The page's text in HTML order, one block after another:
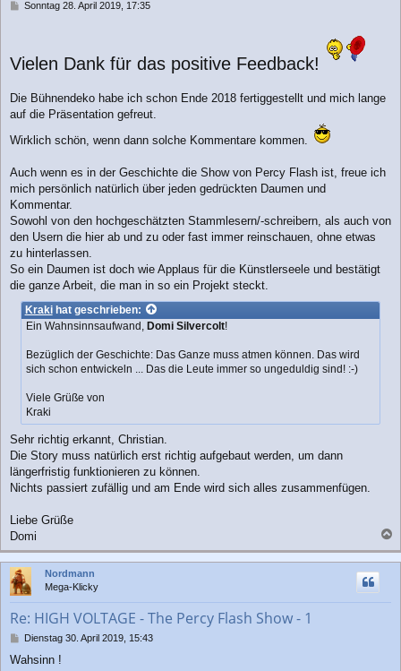
B
r
a
Sonntag 28. April 2019, 17:35
Vielen Dank für das positive Feedback!
Die Bühnendeko habe ich schon Ende 2018 fertiggestellt und mich lange
auf die Präsentation gefreut.
Wirklich schön, wenn dann solche Kommentare kommen.
Auch wenn es in der Geschichte die Show von Percy Flash ist, freue ich
mich persönlich natürlich über jeden gedrückten Daumen und
Kommentar.
Sowohl von den hochgeschätzten Stammlesern/-schreibern, als auch von
den Usern die hier ab und zu oder fast immer reinschauen, ohne etwas
zu hinterlassen.
So ein Daumen ist doch wie Applaus für die Künstlerseele und bestätigt
die ganze Arbeit, die man in so ein Projekt steckt.
Krakihat geschrieben:
Ein Wahnsinnsaufwand, Domi Silvercolt!
Bezüglich der Geschichte: Das Ganze muss atmen können. Das wird
sich schon entwickeln ... Das die Leute immer so ungeduldig sind! :-)
Viele Grüße von
Kraki
Sehr richtig erkannt, Christian.
Die Story muss natürlich erst richtig aufgebaut werden, um dann
längerfristig funktionieren zu können.
Nichts passiert zufällig und am Ende wird sich alles zusammenfügen.
Liebe Grüße
Domi
a
c
Nordmann
Mega-Klicky
Re: HIGH VOLTAGE - The Percy Flash Show - 1
B
i
Dienstag 30. April 2019, 15:43
Wahsinn !